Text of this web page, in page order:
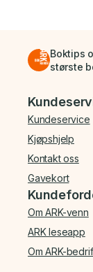
Boktips
største
Bunnmeny
Kundeservice
Kjøpshjelp
Kontakt oss
Gavekort
Om ARK-venn
ARK leseapp
Om ARK-